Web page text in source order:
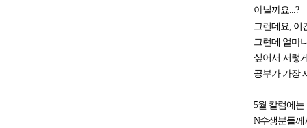
아닐까요...?
그런데요, 이
그런데 얼마
싶어서 저렇
공부가 가장
5월 칼럼에
N수생분들께